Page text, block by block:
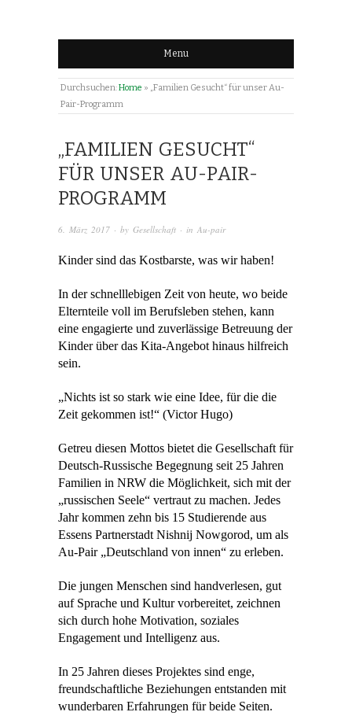
Menu
Durchsuchen:Home » „Familien Gesucht“ für unser Au-
Pair-Programm
„FAMILIEN GESUCHT“
FÜR UNSER AU-PAIR-
PROGRAMM
6. März 2017 · by Gesellschaft · in Au-pair
Kinder sind das Kostbarste, was wir haben!
In der schnelllebigen Zeit von heute, wo beide
Elternteile voll im Berufsleben stehen, kann
eine engagierte und zuverlässige Betreuung der
Kinder über das Kita-Angebot hinaus hilfreich
sein.
„Nichts ist so stark wie eine Idee, für die die
Zeit gekommen ist!“ (Victor Hugo)
Getreu diesen Mottos bietet die Gesellschaft für
Deutsch-Russische Begegnung seit 25 Jahren
Familien in NRW die Möglichkeit, sich mit der
„russischen Seele“ vertraut zu machen. Jedes
Jahr kommen zehn bis 15 Studierende aus
Essens Partnerstadt Nishnij Nowgorod, um als
Au-Pair „Deutschland von innen“ zu erleben.
Die jungen Menschen sind handverlesen, gut
auf Sprache und Kultur vorbereitet, zeichnen
sich durch hohe Motivation, soziales
Engagement und Intelligenz aus.
In 25 Jahren dieses Projektes sind enge,
freundschaftliche Beziehungen entstanden mit
wunderbaren Erfahrungen für beide Seiten.